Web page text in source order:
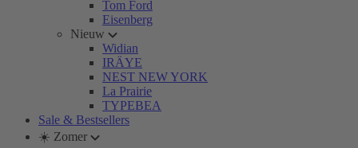
Tom Ford
Eisenberg
Nieuw
Widian
IRÄYE
NEST NEW YORK
La Prairie
TYPEBEA
Sale & Bestsellers
☀️ Zomer